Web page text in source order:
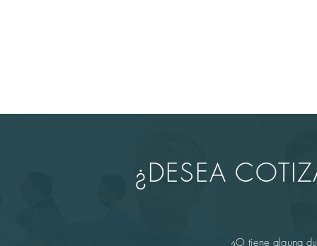
¿DESEA
¿O tiene alguna